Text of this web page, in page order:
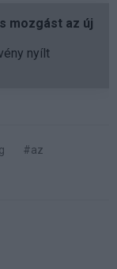
mozgást az új
nyílt
#az